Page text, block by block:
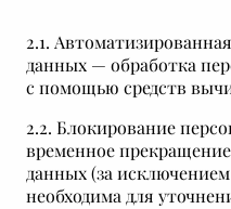
2.1.
данных — обработка
с помощью средств
2.2. Блокирование
временное
данных (за
необходима для